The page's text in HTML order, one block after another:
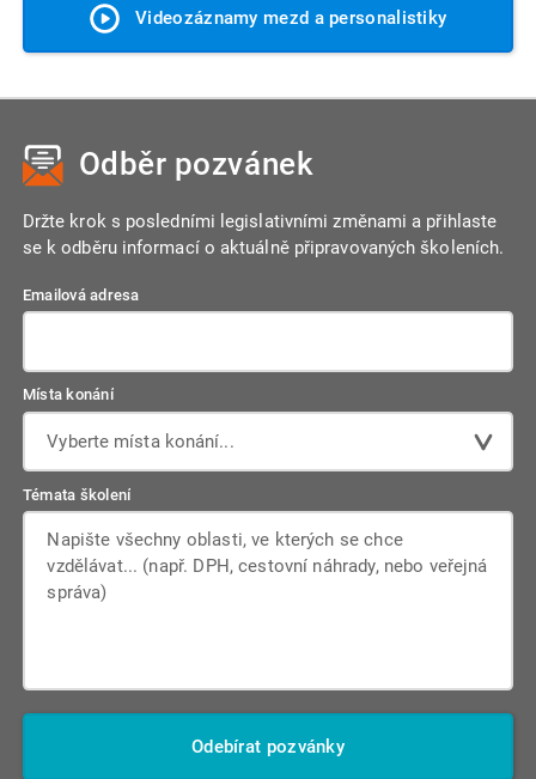
Videozáznamy mezd a personalistiky
Odběr pozvánek
Držte krok s posledními legislativními změnami a přihlaste
se k odběru informací o aktuálně připravovaných školeních.
Emailová adresa
Místa konání
Vyberte místa konání...
Témata školení
Odebírat pozvánky